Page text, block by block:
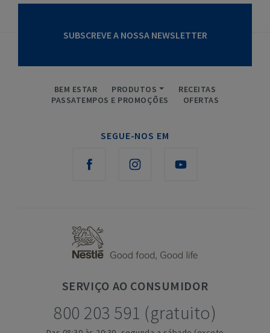
SUBSCREVE A NOSSA NEWSLETTER
BEM ESTAR PRODUTOS
RECEITAS
PASSATEMPOS E PROMOÇÕES
OFERTAS
SEGUE-NOS EM
SERVIÇO AO CONSUMIDOR
800 203 591 (gratuito)